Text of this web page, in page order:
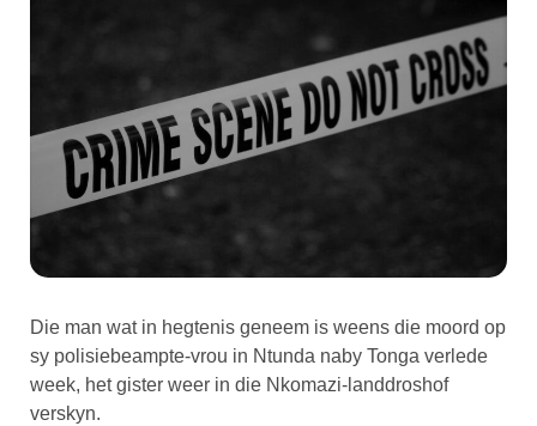
Die man wat in hegtenis geneem is weens die moord op
sy polisiebeampte-vrou in Ntunda naby Tonga verlede
week, het gister weer in die Nkomazi-landdroshof
verskyn.